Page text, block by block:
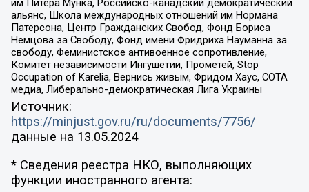
альянс, Школа международных отношений им Нормана
Патерсона, Центр Гражданских Свобод, Фонд Бориса
Немцова за Свободу, Фонд имени Фридриха Науманна за
свободу, Феминистское антивоенное сопротивление,
Комитет независимости Ингушетии, Прометей, Stop
Occupation of Karelia, Вернись живым, Фридом Хаус, СОТА
медиа, Либерально-демократическая Лига Украины
Источник:
https://minjust.gov.ru/ru/documents/7756/
данные на 13.05.2024
* Сведения реестра НКО, выполняющих
функции иностранного агента: